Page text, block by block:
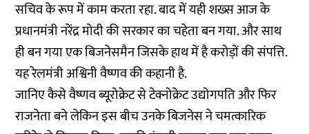
सचिव के रूप में काम करता रहा. बाद में यही शख्स आज के
प्रधानमंत्री नरेंद्र मोदी की सरकार का चहेता बन गया. और साथ
ही बन गया एक बिजनेसमैन जिसके हाथ में है करोड़ों की संपत्ति.
यह रेलमंत्री अश्विनी वैष्णव की कहानी है.
जानिए कैसे वैष्णव ब्यूरोक्रेट से टेक्नोक्रेट उद्योगपति और फिर
राजनेता बने लेकिन इस बीच उनके बिजनेस ने चमत्कारिक